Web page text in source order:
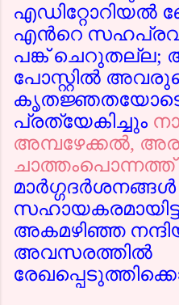
എഡിറ്റോറിയല്‍
എന്‍റെ
പങ്ക്
പോസ്റ്റില്‍
കൃതജ്ഞതയോടെ
പ്രത്യേകിച്ചും
അമ്പഴേക്കല്‍,
ചാത്തംപൊന്നത്ത്
അകമഴിഞ്ഞ
അവസരത്തില്‍